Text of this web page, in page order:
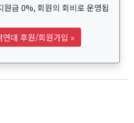
원금 0%, 회원의 회비로 운영됩
연대 후원/회원가입 »